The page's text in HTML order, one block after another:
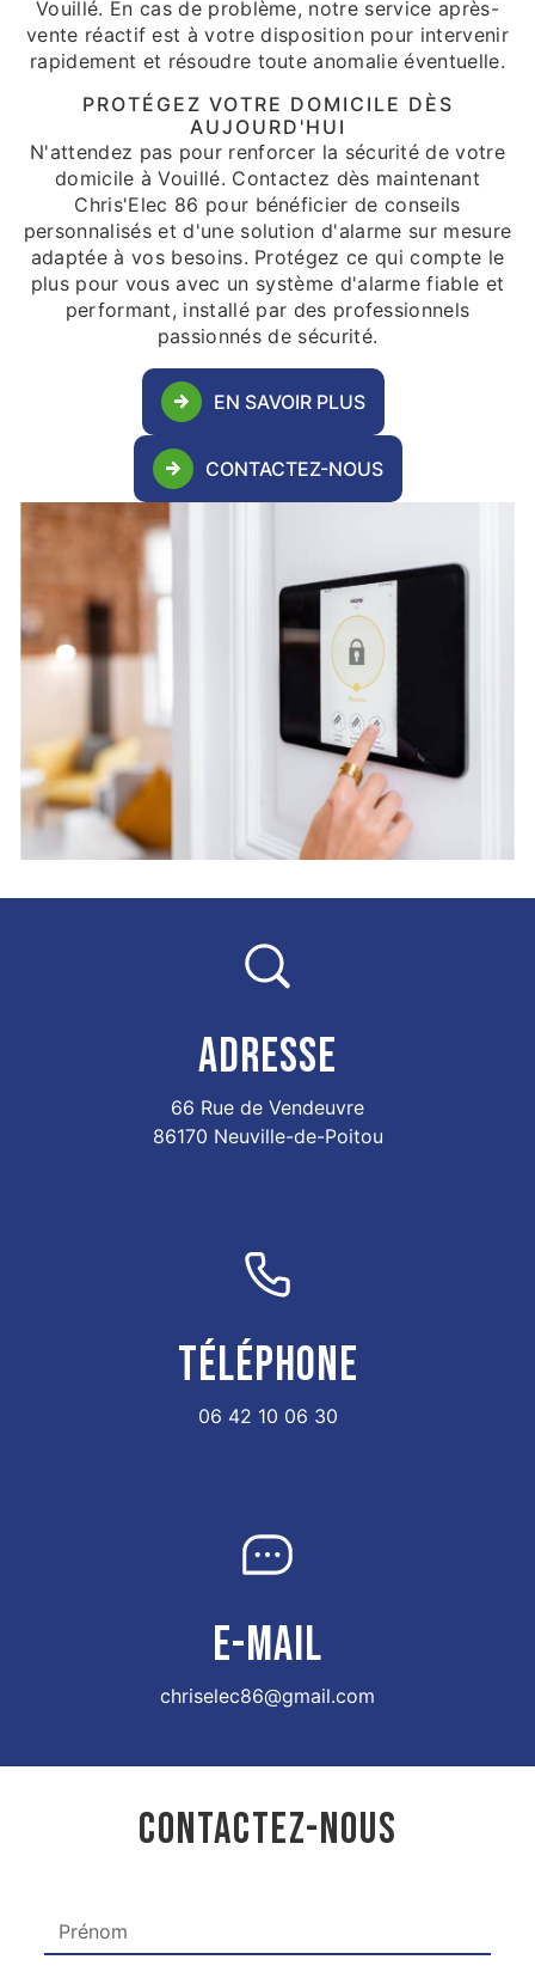
Vouillé. En cas de problème, notre service après-
vente réactif est à votre disposition pour intervenir
rapidement et résoudre toute anomalie éventuelle.
PROTÉGEZ VOTRE DOMICILE DÈS
AUJOURD'HUI
N'attendez pas pour renforcer la sécurité de votre
domicile à Vouillé. Contactez dès maintenant
Chris'Elec 86 pour bénéficier de conseils
personnalisés et d'une solution d'alarme sur mesure
adaptée à vos besoins. Protégez ce qui compte le
plus pour vous avec un système d'alarme fiable et
performant, installé par des professionnels
passionnés de sécurité.
EN SAVOIR PLUS
CONTACTEZ-NOUS
ADRESSE
66 Rue de Vendeuvre
86170 Neuville-de-Poitou
TÉLÉPHONE
06 42 10 06 30
E-MAIL
chriselec86@gmail.com
CONTACTEZ-NOUS